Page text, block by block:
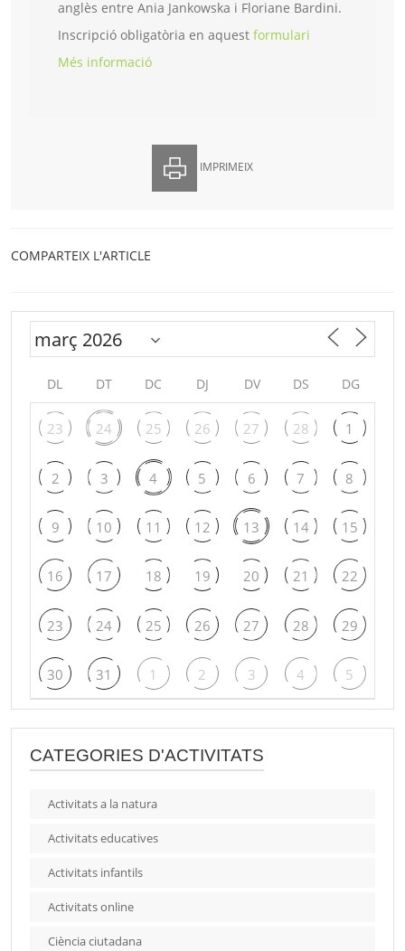
anglès entre Ania Jankowska i Floriane Bardini.
Inscripció obligatòria en aquest formulari
Més informació
IMPRIMEIX
COMPARTEIX L'ARTICLE
DL DT DC DJ DV DS DG
23 24 25 26 27 28 1
2 3 4 5 6 7 8
9 10 11 12 13 14 15
16 17 18 19 20 21 22
23 24 25 26 27 28 29
30 31 1 2 3 4 5
CATEGORIES D'ACTIVITATS
Activitats a la natura
Activitats educatives
Activitats infantils
Activitats online
Ciència ciutadana